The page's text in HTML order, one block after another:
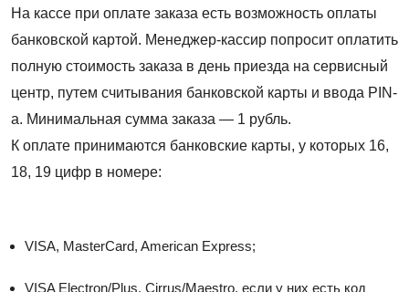
На кассе при оплате заказа есть возможность оплаты
банковской картой. Менеджер-кассир попросит оплатить
полную стоимость заказа в день приезда на сервисный
центр, путем считывания банковской карты и ввода PIN-
а. Минимальная сумма заказа — 1 рубль.
К оплате принимаются банковские карты, у которых 16,
18, 19 цифр в номере:
VISA, MasterCard, American Express;
VISA Electron/Plus, Cirrus/Maestro, если у них есть код
ВАКАНСИИ
ВОПРОС-ОТВЕТ